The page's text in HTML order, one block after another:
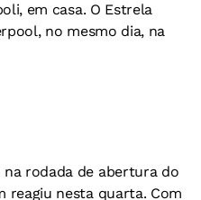
em casa. O Estrela
no mesmo dia, na
rodada de abertura do
reagiu nesta quarta. Com